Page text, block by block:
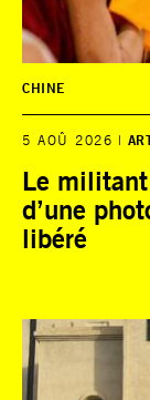
CHINE
5 AOÛ 2026
Le militant
d’une
libéré